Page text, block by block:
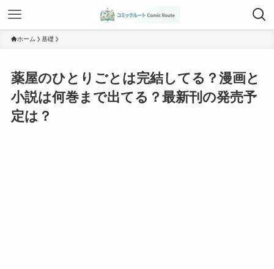
ホーム 基礎
薬屋のひとりごとは完結してる？漫画と
小説は何巻まで出てる？最新刊の発売予
定は？